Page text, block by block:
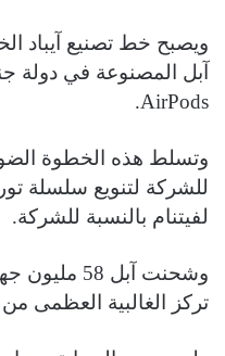
ويصبح خط تصنيع آيباد
آبل المصنوعة في دولة
AirPods.
وتسلط هذه الخطوة
للشركة لتنويع سلسلة
لفيتنام بالنسبة للشركة.
وشحنت آبل
تركز الغالبية العظمى